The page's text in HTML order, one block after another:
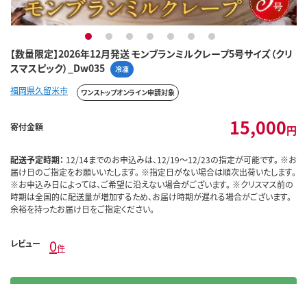
【数量限定】2026年12月発送 モンブランミルクレープ5号サイズ（クリ
スマスピック）_Dw035
冷凍
1 2 3 4 5 6 7
福岡県久留米市 ワンストップオンライン申請対象
寄付金額 15,000円
配送予定時期： 12/14までのお申込みは、12/19～12/23の指定が可能です。 ※お
届け日のご指定をお願いいたします。 ※指定日がない場合は順次出荷いたします。
※お申込み日によっては、ご希望に沿えない場合がございます。 ※クリスマス前の
時期は全国的に配送量が増加するため、お届け時期が遅れる場合がございます。
余裕を持ったお届け日をご指定ください。
レビュー 0件